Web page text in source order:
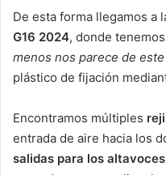
De esta forma llegamos a
G16 2024, donde
menos nos parece de
plástico de fijación
Encontramos múltiples
entrada de aire hacia los
salidas para los